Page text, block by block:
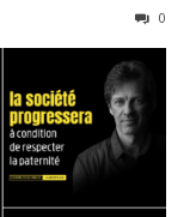
0